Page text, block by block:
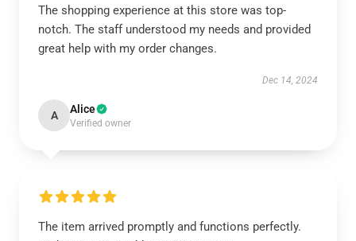
The shopping experience at this store was top-
notch. The staff understood my needs and provided
great help with my order changes.
Dec 14, 2024
A Alice
Verified owner
The item arrived promptly and functions perfectly.